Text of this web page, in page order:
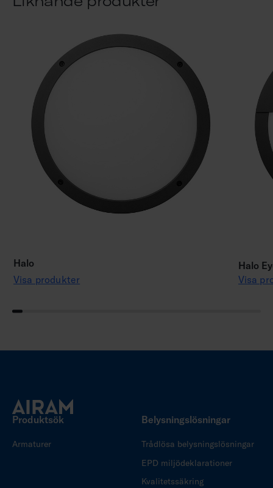
Halo
Visa produkter
Halo
Visa
Produktsök
Armaturer
Belysningslösningar
Trådlösa belysningslösningar
EPD miljödeklarationer
Kvalitetssäkring